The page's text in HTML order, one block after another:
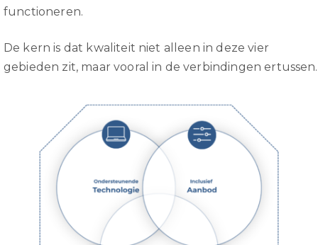
functioneren.
De kern is dat kwaliteit niet alleen in deze vier
gebieden zit, maar vooral in de verbindingen ertussen.